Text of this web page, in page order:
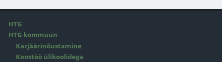
HTG
HTG kommuun
Karjäärinõustamine
Koostöö ülikoolidega